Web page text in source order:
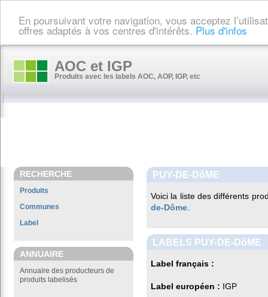
En poursuivant votre navigation, vous acceptez
offres adaptés à vos centres d'intérêts. Plus d'infos
AOC et IGP
Produits avec les labels AOC, AOP, IGP, etc
RECHERCHE
Produits
Communes
Label
ANNUAIRE
Annuaire des producteurs de
produits labelisés
PUY-DE-DôME
Voici la liste des différents
de-Dôme
LABELS PUY-DE-DôME
Label français :
Label européen : IGP